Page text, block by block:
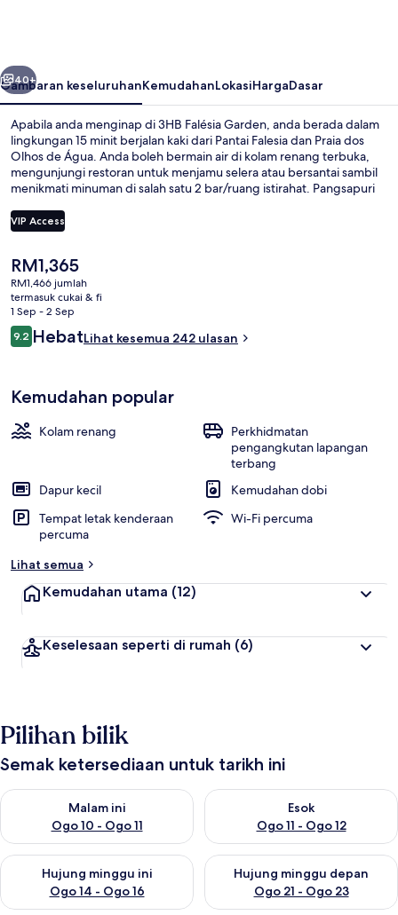
Seterusnya
40+
Gambaran keseluruhanKemudahanLokasiHargaDasar
Apabila anda menginap di 3HB Falésia Garden, anda berada dalam
lingkungan 15 minit berjalan kaki dari Pantai Falesia dan Praia dos
Olhos de Água. Anda boleh bermain air di kolam renang terbuka,
mengunjungi restoran untuk menjamu selera atau bersantai sambil
menikmati minuman di salah satu 2 bar/ruang istirahat. Pangsapuri
balkoni dan TV skrin rata. Pengembara lain memuji tentang
kakitangan.
VIP Access
Harga
semasa
ialah
RM1,365
RM1,365
RM1,466 jumlah
termasuk cukai & fi
1 Sep - 2 Sep
Ulasan
9.29.2 daripada 10
HebatLihat kesemua 242 ulasan
Kemudahan popular
Kolam renang
Perkhidmatan
pengangkutan lapangan
terbang
Dapur kecil
Kemudahan dobi
Tempat letak kenderaan
percuma
Wi-Fi percuma
Lihat semua
Kemudahan utama (12)
Keselesaan seperti di rumah (6)
Pilihan bilik
Semak ketersediaan untuk tarikh ini
Malam ini
Ogo 10 - Ogo 11
Semak ketersediaan untuk malam ini Ogo 10 - Ogo 11
Esok
Ogo 11 - Ogo 12
Semak ketersediaan untuk
Hujung minggu ini
Ogo 14 - Ogo 16
Semak ketersediaan untuk hujung minggu ini Ogo 14 - Ogo 16
Hujung minggu depan
Ogo 21 - Ogo 23
Semak ketersediaan untuk